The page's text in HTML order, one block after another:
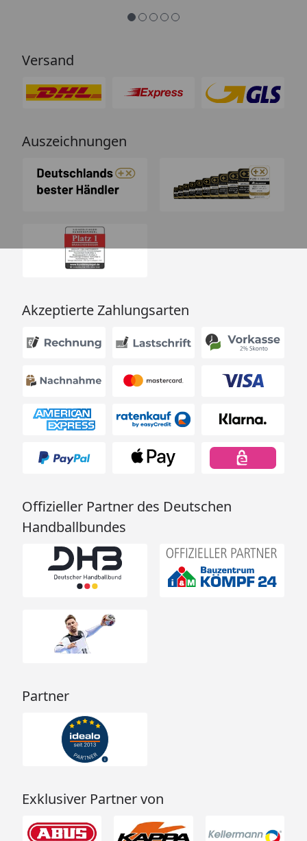
Versand
Auszeichnungen
Akzeptierte Zahlungsarten
Offizieller Partner des Deutschen
Handballbundes
Partner
Exklusiver Partner von